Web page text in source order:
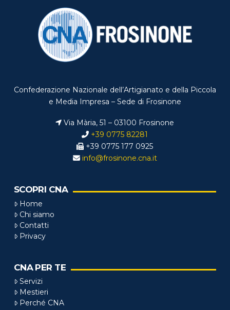
Confederazione Nazionale dell’Artigianato e della Piccola
e Media Impresa – Sede di Frosinone
Via Mària, 51 – 03100 Frosinone
+39 0775 82281
+39 0775 177 0925
info@frosinone.cna.it
SCOPRI CNA
Home
Chi siamo
Contatti
Privacy
CNA PER TE
Servizi
Mestieri
Perché CNA